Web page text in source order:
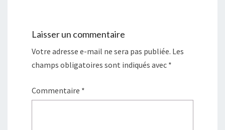
Laisser un commentaire
Votre adresse e-mail ne sera pas publiée. Les
champs obligatoires sont indiqués avec *
Commentaire *